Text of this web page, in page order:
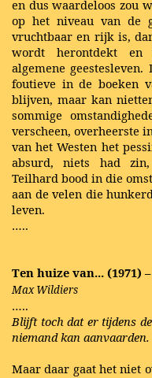
en dus waardeloos zou
op het niveau van de
vruchtbaar en rijk is,
wordt herontdekt en
algemene
foutieve in de boeken
blijven, maar kan
sommige
verscheen, overheerste
van het Westen het
absurd, niets had
Teilhard bood in die
aan de velen die
leven.
…..
Ten huize van... (1971) –
Max Wildiers
…..
Blijft toch dat er tijdens
niemand kan aanvaarden.
Maar daar gaat het niet